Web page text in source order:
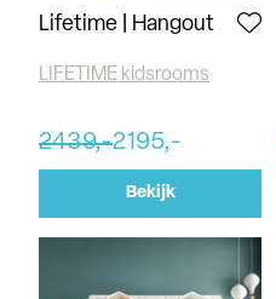
Lifetime | Hangout
LIFETIME kidsrooms
2439,-2195,-
Bekijk